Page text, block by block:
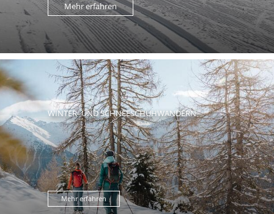
Mehr erfahren
WINTER- UND SCHNEESCHUHWANDERN
Mehr erfahren